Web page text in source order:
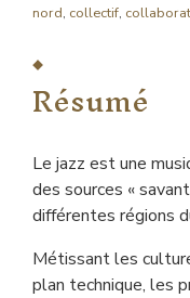
nord, collectif,
Résumé
Le jazz est une
des sources «
différentes régions
Métissant les
plan technique, les